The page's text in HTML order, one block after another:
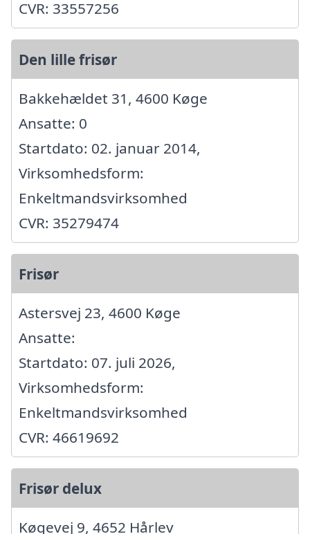
CVR: 33557256
Den lille frisør
Bakkehældet 31, 4600 Køge
Ansatte: 0
Startdato: 02. januar 2014,
Virksomhedsform:
Enkeltmandsvirksomhed
CVR: 35279474
Frisør
Astersvej 23, 4600 Køge
Ansatte:
Startdato: 07. juli 2026,
Virksomhedsform:
Enkeltmandsvirksomhed
CVR: 46619692
Frisør delux
Køgevej 9, 4652 Hårlev